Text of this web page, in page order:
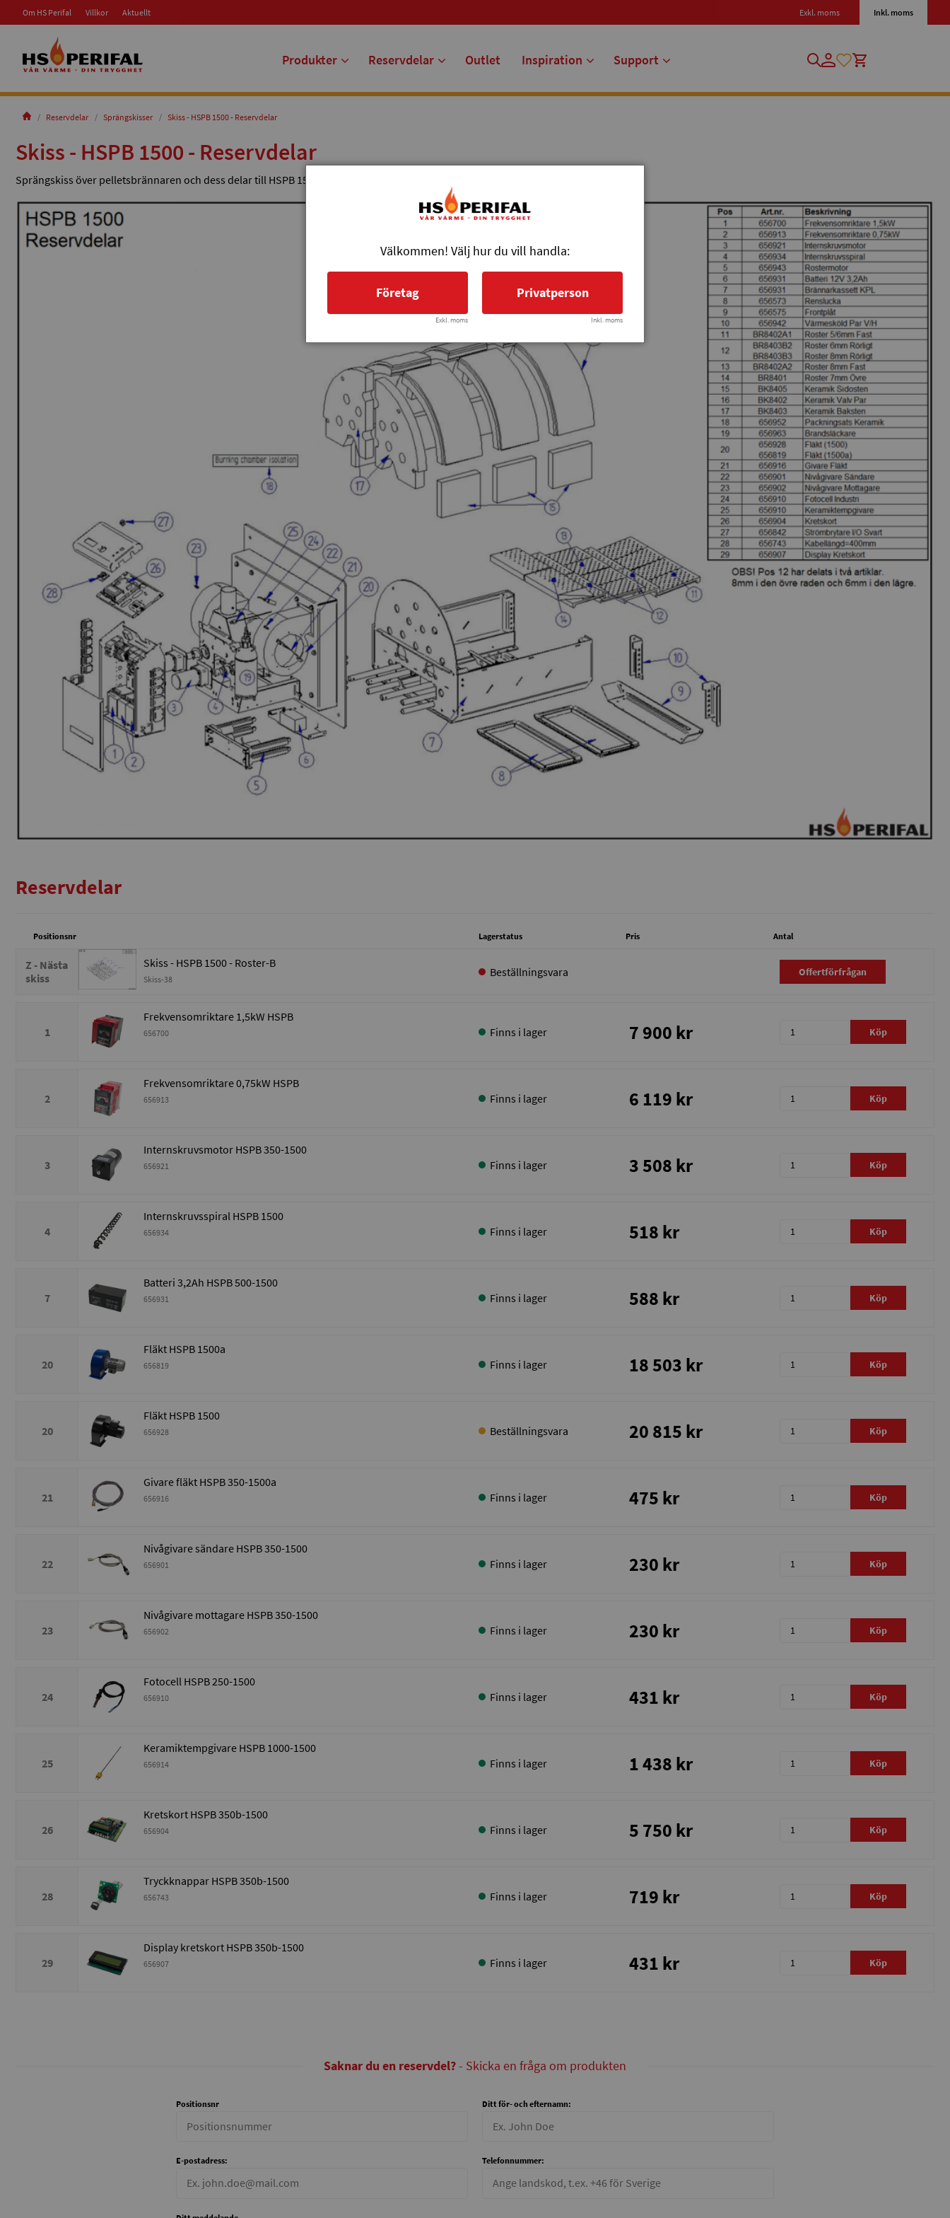
Exkl. moms Inkl. moms
Om HS Perifal Villkor Aktuellt
Produkter Reservdelar Outlet Inspiration Support
Reservdelar Sprängskisser Skiss - HSPB 1500 - Reservdelar
Skiss - HSPB 1500 - Reservdelar
Sprängskiss över pelletsbrännaren och dess delar till HSPB 1500.
Reservdelar
Positionsnr Lagerstatus Pris Antal
Z - Nästa
skiss
Skiss - HSPB 1500 - Roster-B
Skiss-38
Beställningsvara Offertförfrågan
1
Frekvensomriktare 1,5kW HSPB
656700 Finns i lager 7 900 kr Köp
2
Frekvensomriktare 0,75kW HSPB
656913 Finns i lager 6 119 kr Köp
3
Internskruvsmotor HSPB 350-1500
656921 Finns i lager 3 508 kr Köp
4
Internskruvsspiral HSPB 1500
656934 Finns i lager 518 kr Köp
7
Batteri 3,2Ah HSPB 500-1500
656931 Finns i lager 588 kr Köp
20
Fläkt HSPB 1500a
656819 Finns i lager 18 503 kr Köp
20
Fläkt HSPB 1500
656928 Beställningsvara 20 815 kr Köp
21
Givare fläkt HSPB 350-1500a
656916 Finns i lager 475 kr Köp
22
Nivågivare sändare HSPB 350-1500
656901 Finns i lager 230 kr Köp
23
Nivågivare mottagare HSPB 350-1500
656902 Finns i lager 230 kr Köp
24
Fotocell HSPB 250-1500
656910 Finns i lager 431 kr Köp
25
Keramiktempgivare HSPB 1000-1500
656914 Finns i lager 1 438 kr Köp
26
Kretskort HSPB 350b-1500
656904 Finns i lager 5 750 kr Köp
28
Tryckknappar HSPB 350b-1500
656743 Finns i lager 719 kr Köp
29
Display kretskort HSPB 350b-1500
656907 Finns i lager 431 kr Köp
Saknar du en reservdel?- Skicka en fråga om produkten
Positionsnr Ditt för- och efternamn:
E-postadress: Telefonnummer:
Välkommen! Välj hur du vill handla:
Företag
Exkl. moms
Privatperson
Inkl. moms